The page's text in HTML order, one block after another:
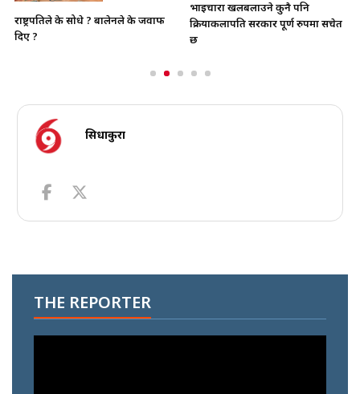
राष्ट्रपतिले के सोधे ? बालेनले के जवाफ
दिए ?
भाइचारा खलबलाउने कुनै पनि
क्रियाकलापप्रति सरकार पूर्ण रुपमा सचेत
छ
सिधाकुरा
THE REPORTER